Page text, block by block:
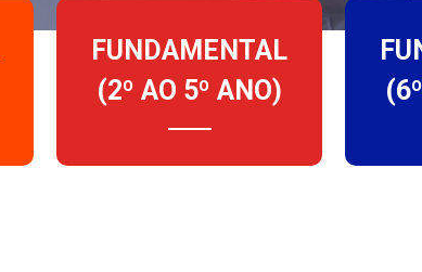
FUNDAMENTAL
(2º AO 5º ANO)